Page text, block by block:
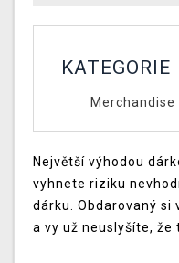
KATEGORIE
Merchandise
Největší výhodou
vyhnete riziku
dárku. Obdarovaný si
a vy už neuslyšíte, že